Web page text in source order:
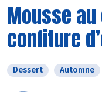
Mousse
confiture
Dessert Automne